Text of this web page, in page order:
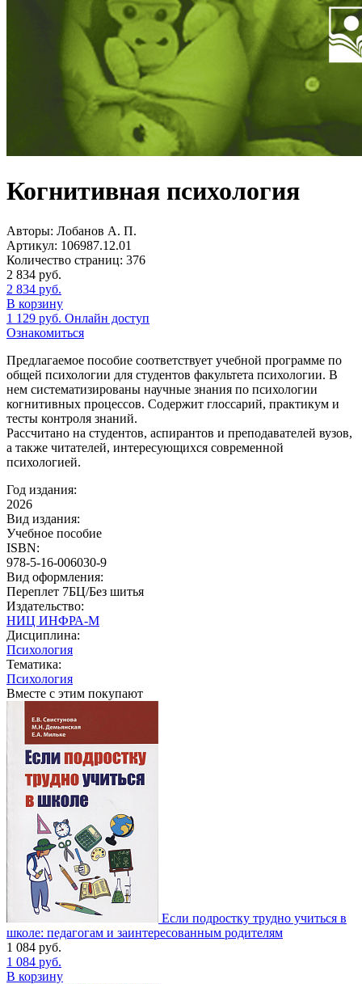
Когнитивная психология
Авторы: Лобанов А. П.
Артикул: 106987.12.01
Количество страниц: 376
2 834 руб.
2 834 руб.
В корзину
1 129 руб. Онлайн доступ
Ознакомиться
Предлагаемое пособие соответствует учебной программе по
общей психологии для студентов факультета психологии. В
нем систематизированы научные знания по психологии
когнитивных процессов. Содержит глоссарий, практикум и
тесты контроля знаний.
Рассчитано на студентов, аспирантов и преподавателей вузов,
а также читателей, интересующихся современной
психологией.
Год издания:
2026
Вид издания:
Учебное пособие
ISBN:
978-5-16-006030-9
Вид оформления:
Переплет 7БЦ/Без шитья
Издательство:
НИЦ ИНФРА-М
Дисциплина:
Психология
Тематика:
Психология
Вместе с этим покупают
Если подростку трудно учиться в
школе: педагогам и заинтересованным родителям
1 084 руб.
1 084 руб.
В корзину